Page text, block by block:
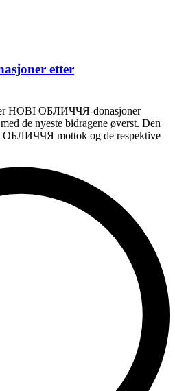
etter
НОВІ ОБЛИЧЧЯ-donasjoner
de nyeste bidragene øverst. Den
ОБЛИЧЧЯ mottok og de respektive